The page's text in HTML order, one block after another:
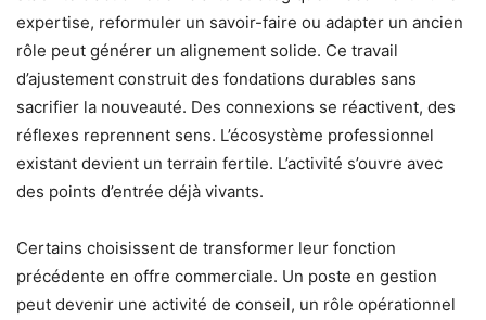
expertise, reformuler un savoir-faire ou adapter un ancien
rôle peut générer un alignement solide. Ce travail
d’ajustement construit des fondations durables sans
sacrifier la nouveauté. Des connexions se réactivent, des
réflexes reprennent sens. L’écosystème professionnel
existant devient un terrain fertile. L’activité s’ouvre avec
des points d’entrée déjà vivants.
Certains choisissent de transformer leur fonction
précédente en offre commerciale. Un poste en gestion
peut devenir une activité de conseil, un rôle opérationnel